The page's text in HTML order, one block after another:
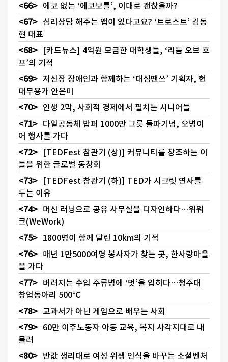
에코 없는 ‘에코보틀’, 이대로 괜찮을까?
심리상담 해주는 앱이 있다고요? ‘트로스트’ 김동
현 대표
[카드뉴스] 4억원 모금한 대학생들, ‘리듬 오브 호
프’의 기적
저신장 장애인과 함께하는 ‘대심땐쓰’ 기획자, 현
대무용가 안은미
인생 2막, 사회적 경제에서 펼치는 시니어들
다일공동체 밥퍼 1000만 그릇 돌파기념, 오병이
어 행사를 가다
[TEDFest 참관기 (상)] 커뮤니티를 창조하는 이
들을 위한 글로벌 동창회
[TEDFest 참관기 (하)] TED가 시크릿 연사를
두는 이유
머신 러닝으로 공유 사무실을 디자인하다…위워
크(WeWork)
1800명이 함께 달린 10km의 기적
매년 1만5000여명 봉사자가 찾는 곳, 한사랑마을
을 가다
버려지는 수입 주류병에 ‘멋’을 입히다…청주대
창업동아리 500℃
교과서가 아닌 게임으로 배우는 사회
60만 이주노동자 아동 교육, 복지 사각지대로 내
몰려
반값 생리대로 여성 위생 인식을 바꾸는 소셜벤처